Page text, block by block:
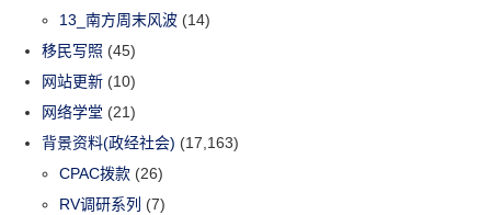
13_南方周末风波 (14)
移民写照 (45)
网站更新 (10)
网络学堂 (21)
背景资料(政经社会) (17,163)
CPAC拨款 (26)
RV调研系列 (7)